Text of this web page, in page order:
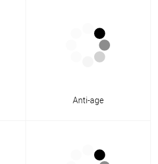
Anti-age